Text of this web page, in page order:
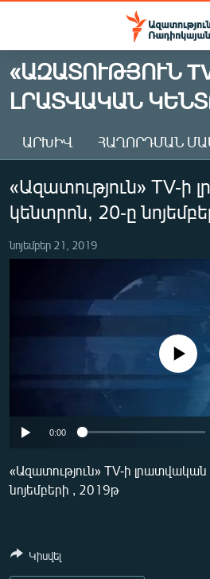
Մատչելիության
Անցնել
հիմնական
բովանդակությանը
հիմնական
ԱԶԱՏՈՒԹՅՈՒՆ TV
ՀԱՅԱՍՏԱՆ
ՔԱՂԱՔԱԿԱՆ
ԻՐԱՎՈՒՆՔ
ՀԱՍԱՐԱԿՈՒԹՅՈՒՆ
ՏՆՏԵՍՈՒԹՅՈՒՆ
ՊԱՏԵՐԱԶՄԻ 6 ՇԱԲԱԹՆԵՐԸ
ՏԱՐԱԾԱՇՐՋԱՆ
ՄԻՋԱԶԳԱՅԻՆ
ՍՊՈՐՏ
ՏՏ ԵՒ ԻՆՏԵՐՆԵՏ
«ԱԶԱՏՈՒԹՅՈՒՆ
ԼՐԱՏՎԱԿԱՆ
ԱՐԽԻՎ ՀԱՂՈՐԴՄԱՆ
«Ազատություն» TV-ի
կենտրոն, 20-ը
նոյեմբեր 21, 2019
No media source
0:00
«Ազատություն» TV-ի
նոյեմբերի , 2019թ
Կիսվել